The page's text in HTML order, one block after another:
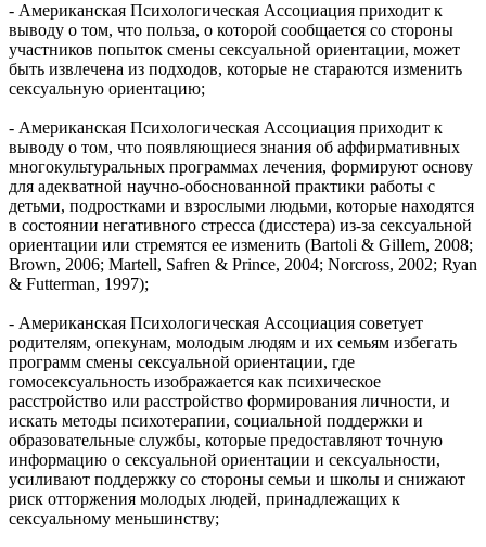
- Американская Психологическая Ассоциация приходит к
выводу о том, что польза, о которой сообщается со стороны
участников попыток смены сексуальной ориентации, может
быть извлечена из подходов, которые не стараются изменить
сексуальную ориентацию;
- Американская Психологическая Ассоциация приходит к
выводу о том, что появляющиеся знания об аффирмативных
многокультуральных программах лечения, формируют основу
для адекватной научно-обоснованной практики работы с
детьми, подростками и взрослыми людьми, которые находятся
в состоянии негативного стресса (дисстера) из-за сексуальной
ориентации или стремятся ее изменить (Bartoli & Gillem, 2008;
Brown, 2006; Martell, Safren & Prince, 2004; Norcross, 2002; Ryan
& Futterman, 1997);
- Американская Психологическая Ассоциация советует
родителям, опекунам, молодым людям и их семьям избегать
программ смены сексуальной ориентации, где
гомосексуальность изображается как психическое
расстройство или расстройство формирования личности, и
искать методы психотерапии, социальной поддержки и
образовательные службы, которые предоставляют точную
информацию о сексуальной ориентации и сексуальности,
усиливают поддержку со стороны семьи и школы и снижают
риск отторжения молодых людей, принадлежащих к
сексуальному меньшинству;